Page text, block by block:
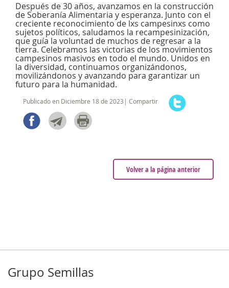
Después de 30 años, avanzamos en la construcción
de Soberanía Alimentaria y esperanza. Junto con el
creciente reconocimiento de lxs campesinxs como
sujetos políticos, saludamos la recampesinización,
que guía la voluntad de muchos de regresar a la
tierra. Celebramos las victorias de los movimientos
campesinos masivos en todo el mundo. Unidos en
la diversidad, continuamos organizándonos,
movilizándonos y avanzando para garantizar un
futuro para la humanidad.
Publicado en Diciembre 18 de 2023| Compartir
Volver a la página anterior
Grupo Semillas